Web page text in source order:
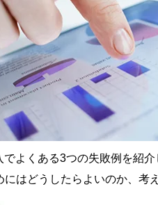
よくある3つの失敗例を紹介
はどうしたらよいのか、考